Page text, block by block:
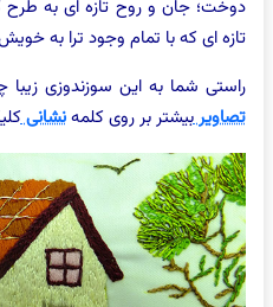
دوخت؛ جان و روح تازه ای به
تازه ای که با تمام وجود ترا به
راستی شما به این سوزندوزی
تصاویربیشتر بر روی کلمهنشانی